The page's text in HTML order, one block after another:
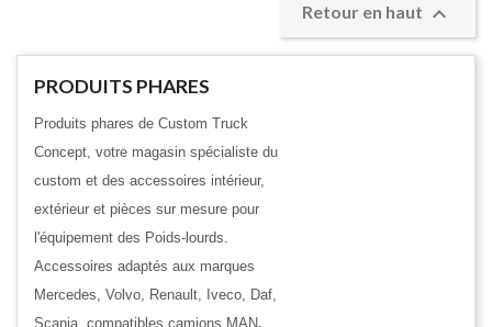
Retour en haut 
PRODUITS PHARES
Produits phares de Custom Truck
Concept, votre magasin spécialiste du
custom et des accessoires intérieur,
extérieur et pièces sur mesure pour
l'équipement des Poids-lourds.
Accessoires adaptés aux marques
Mercedes, Volvo, Renault, Iveco, Daf,
Scania, compatibles camions MAN.